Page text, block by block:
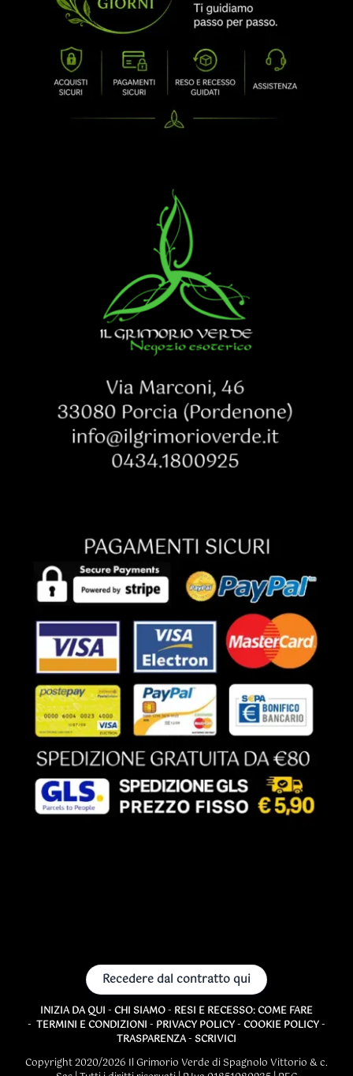
Recedere dal contratto qui
INIZIA DA QUI - CHI SIAMO- RESI E RECESSO: COME FARE
- TERMINI E CONDIZIONI - PRIVACY POLICY- COOKIE POLICY-
TRASPARENZA- SCRIVICI
Copyright 2020/2026 Il Grimorio Verde di Spagnolo Vittorio & c.